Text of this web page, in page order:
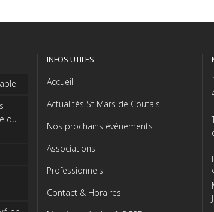
du
INFOS UTILES
Accueil
Actualités St Mars de Coutais
Nos prochains événements
Associations
Professionnels
Contact & Horaires